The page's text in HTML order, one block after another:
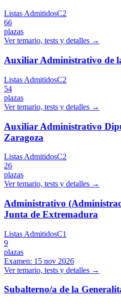
Listas AdmitidosC2
66
plazas
Ver temario, tests y detalles →
Auxiliar Administrativo de
Listas AdmitidosC2
54
plazas
Ver temario, tests y detalles →
Auxiliar Administrativo
Zaragoza
Listas AdmitidosC2
26
plazas
Ver temario, tests y detalles →
Administrativo
Junta de Extremadura
Listas AdmitidosC1
9
plazas
Examen: 15 nov 2026
Ver temario, tests y detalles →
Subalterno/a de la